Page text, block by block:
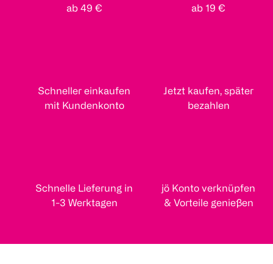
ab 49 €
ab 19 €
Schneller einkaufen
mit Kundenkonto
Jetzt kaufen, später
bezahlen
Schnelle Lieferung in
1-3 Werktagen
jö Konto verknüpfen
& Vorteile genießen